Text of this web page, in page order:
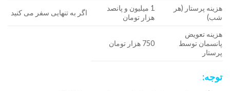
هزینه پرستار (هر
شب)
1 میلیون و پانصد
هزار تومان
اگر به تنهایی سفر می کنید
هزینه تعویض
پانسمان توسط
پرستار
750 هزار تومان
توجه: